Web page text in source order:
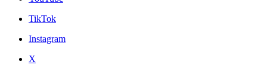
TikTok
Instagram
X